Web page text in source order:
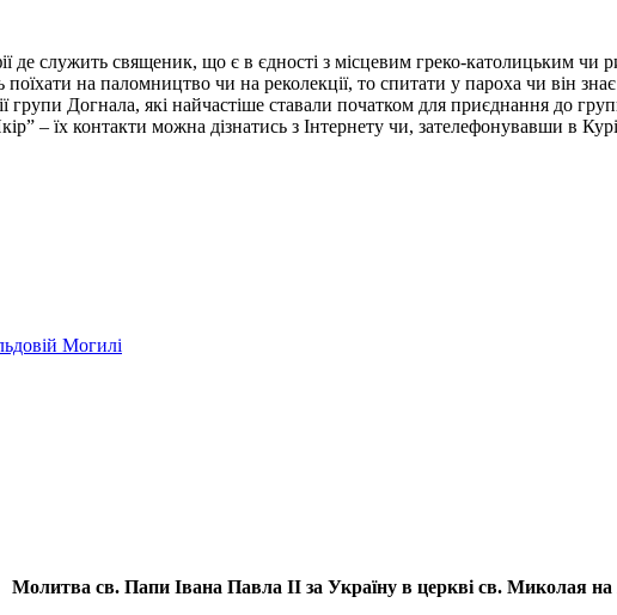
де служить священик, що є в єдності з місцевим греко-католицьким
на паломництво чи на реколекції, то спитати у пароха чи він знає
групи Догнала, які найчастіше ставали початком для приєднання до
– їх контакти можна дізнатись з Інтернету чи, зателефонувавши
Могилі
Молитва св. Папи Івана Павла ІІ за Україну в церкві св. Миколая